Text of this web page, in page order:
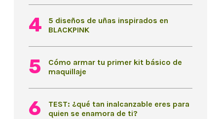
5 diseños de uñas inspirados en
BLACKPINK
Cómo armar tu primer kit básico de
maquillaje
TEST: ¿qué tan inalcanzable eres para
quien se enamora de ti?